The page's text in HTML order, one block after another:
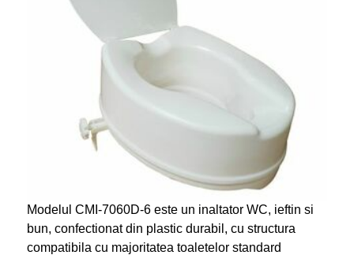
Modelul CMI-7060D-6 este un inaltator WC, ieftin si
bun, confectionat din plastic durabil, cu structura
compatibila cu majoritatea toaletelor standard